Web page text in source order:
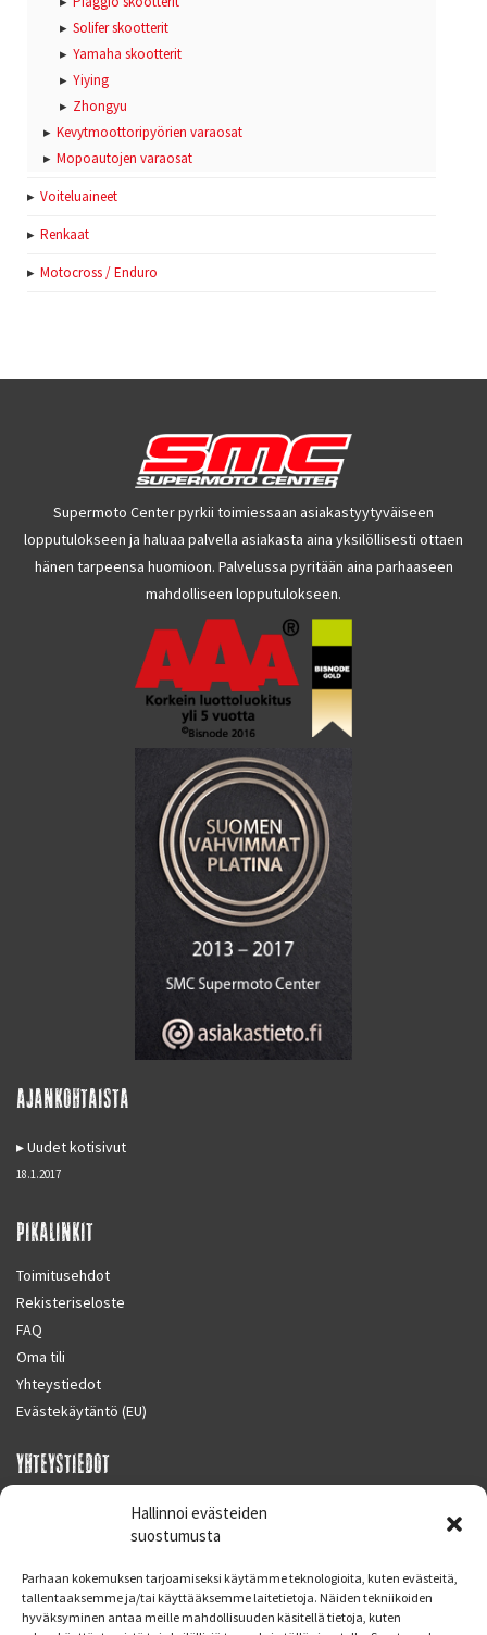
Hallinnoi evästeiden
suostumusta
Parhaan kokemuksen tarjoamiseksi käytämme teknologioita, kuten evästeitä,
tallentaaksemme ja/tai käyttääksemme laitetietoja. Näiden tekniikoiden
hyväksyminen antaa meille mahdollisuuden käsitellä tietoja, kuten
Solifer skootterit
Yamaha skootterit
Yiying
Zhongyu
Kevytmoottoripyörien varaosat
Mopoautojen varaosat
Voiteluaineet
Renkaat
Motocross / Enduro
Supermoto Center pyrkii toimiessaan asiakastyytyväiseen
lopputulokseen ja haluaa palvella asiakasta aina yksilöllisesti ottaen
hänen tarpeensa huomioon. Palvelussa pyritään aina parhaaseen
mahdolliseen lopputulokseen.
AJANKOHTAISTA
Uudet kotisivut
18.1.2017
PIKALINKIT
Toimitusehdot
Rekisteriseloste
FAQ
Oma tili
Yhteystiedot
Evästekäytäntö (EU)
YHTEYSTIEDOT
SUPERMOTO CENTER
Finland
Puh. 09 221 7088